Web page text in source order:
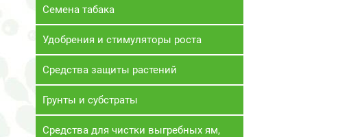
Семена табака
Удобрения и стимуляторы роста
Средства защиты растений
Грунты и субстраты
Средства для чистки выгребных ям,